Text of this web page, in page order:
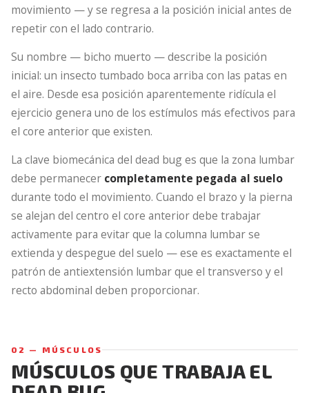
movimiento — y se regresa a la posición inicial antes de
repetir con el lado contrario.
Su nombre — bicho muerto — describe la posición
inicial: un insecto tumbado boca arriba con las patas en
el aire. Desde esa posición aparentemente ridícula el
ejercicio genera uno de los estímulos más efectivos para
el core anterior que existen.
La clave biomecánica del dead bug es que la zona lumbar
debe permanecer completamente pegada al suelo
durante todo el movimiento. Cuando el brazo y la pierna
se alejan del centro el core anterior debe trabajar
activamente para evitar que la columna lumbar se
extienda y despegue del suelo — ese es exactamente el
patrón de antiextensión lumbar que el transverso y el
recto abdominal deben proporcionar.
02 — MÚSCULOS
MÚSCULOS QUE TRABAJA EL